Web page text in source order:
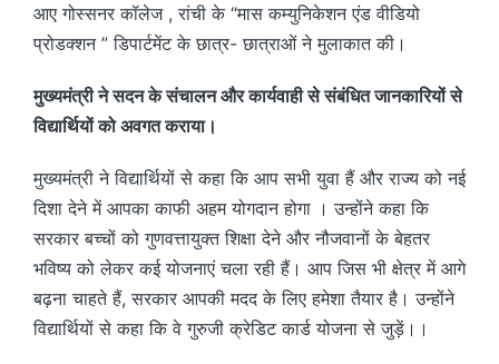
आए गोस्सनर कॉलेज , रांची के “मास कम्युनिकेशन एंड वीडियो
प्रोडक्शन ” डिपार्टमेंट के छात्र- छात्राओं ने मुलाकात की।
मुख्यमंत्री ने सदन के संचालन और कार्यवाही से संबंधित जानकारियों से
विद्यार्थियों को अवगत कराया।
मुख्यमंत्री ने विद्यार्थियों से कहा कि आप सभी युवा हैं और राज्य को नई
दिशा देने में आपका काफी अहम योगदान होगा । उन्होंने कहा कि
सरकार बच्चों को गुणवत्तायुक्त शिक्षा देने और नौजवानों के बेहतर
भविष्य को लेकर कई योजनाएं चला रही हैं। आप जिस भी क्षेत्र में आगे
बढ़ना चाहते हैं, सरकार आपकी मदद के लिए हमेशा तैयार है। उन्होंने
विद्यार्थियों से कहा कि वे गुरुजी क्रेडिट कार्ड योजना से जुड़ें।।